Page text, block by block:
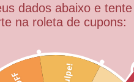
Milho - Pote
dados abaixo e
na roleta de cupons: